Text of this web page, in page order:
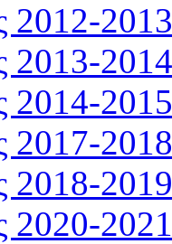
2012-2013
2013-2014
2014-2015
2017-2018
2018-2019
2020-2021